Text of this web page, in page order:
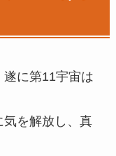
に第11宇宙は
を解放し、真